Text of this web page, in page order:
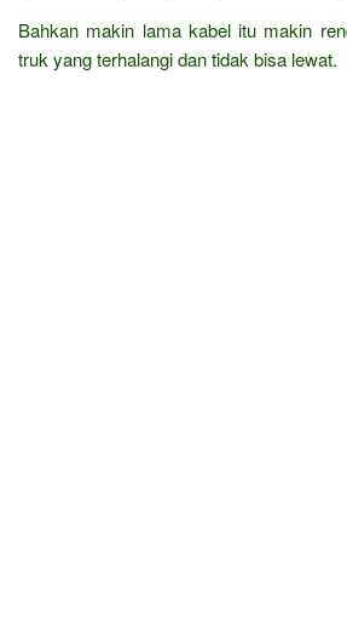
Bahkan makin lama kabel itu makin
truk yang terhalangi dan tidak bisa lewat.